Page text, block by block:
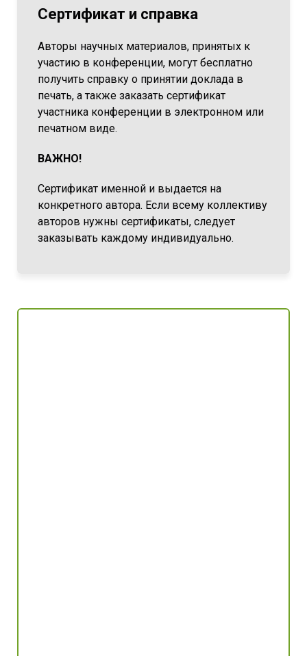
Сертификат и справка
Авторы научных материалов, принятых к
участию в конференции, могут бесплатно
получить справку о принятии доклада в
печать, а также заказать сертификат
участника конференции в электронном или
печатном виде.
ВАЖНО!
Сертификат именной и выдается на
конкретного автора. Если всему коллективу
авторов нужны сертификаты, следует
заказывать каждому индивидуально.